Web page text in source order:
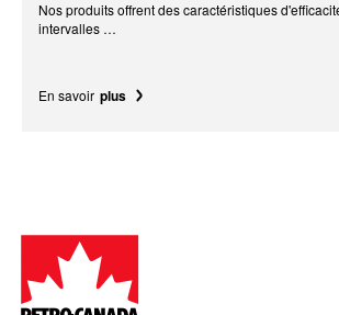
Nos produits offrent des caractéristiques
intervalles …
En savoir plus